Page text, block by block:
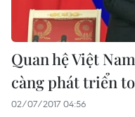
Quan hệ Việt
càng phát triển
02/07/2017 04:56